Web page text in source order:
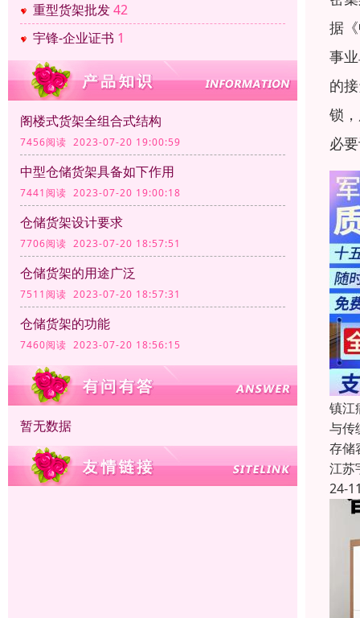
重型货架批发42
宇锋-企业证书 1
阁楼式货架全组合式结构
7456阅读 2023-07-20 19:00:59
中型仓储货架具备如下作用
7441阅读 2023-07-20 19:00:18
仓储货架设计要求
7706阅读 2023-07-20 18:57:51
仓储货架的用途广泛
7511阅读 2023-07-20 18:57:31
仓储货架的功能
7460阅读 2023-07-20 18:56:15
暂无数据
据
事
的
锁
必
镇江
与传
存储
江苏
24-